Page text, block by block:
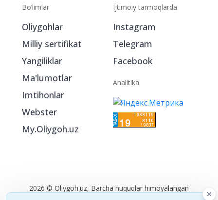
Bo‘limlar
Oliygohlar
Milliy sertifikat
Yangiliklar
Ma'lumotlar
Imtihonlar
Webster
My.Oliygoh.uz
Ijtimoiy tarmoqlarda
Instagram
Telegram
Facebook
Analitika
2026 © Oliygoh.uz, Barcha huquqlar himoyalangan